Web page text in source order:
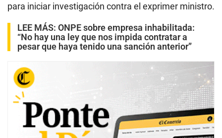
para iniciar investigación contra el exprimer ministro.
LEE MÁS: ONPE sobre empresa inhabilitada:
“No hay una ley que nos impida contratar a
pesar que haya tenido una sanción anterior”